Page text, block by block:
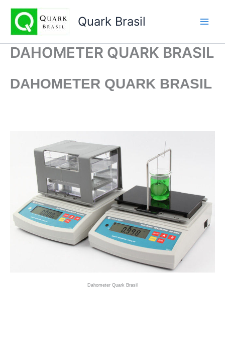
conteúdo
Quark Brasil
DAHOMETER QUARK BRASIL
DAHOMETER QUARK BRASIL
Dahometer Quark Brasil